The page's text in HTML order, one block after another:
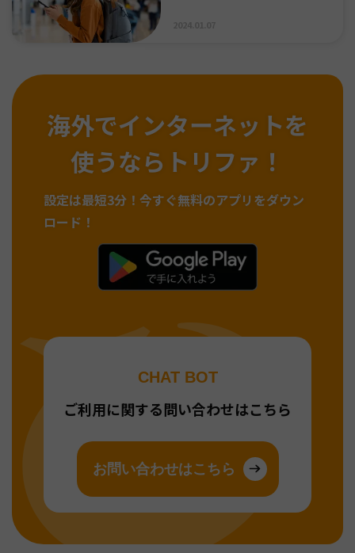
海外でインターネットを
使うならトリファ！
設定は最短3分！ 今すぐ無料のアプリをダウン
ロード！
CHAT BOT
ご利用に関する問い合わせはこちら
お問い合わせはこちら